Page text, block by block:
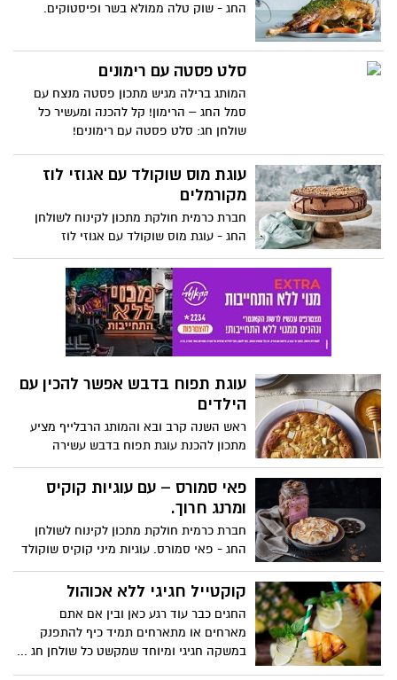
החג - שוק טלה ממולא בשר ופיסטוקים.
סלט פסטה עם רימונים
המותג ברילה מגיש מתכון פסטה מנצח עם
סמל החג – הרימון! קל להכנה ומעשיר כל
שולחן חג: סלט פסטה עם רימונים!
עוגת מוס שוקולד עם אגוזי לוז
מקורמלים
חברת כרמית חולקת מתכון לקינוח לשולחן
החג - עוגת מוס שוקולד עם אגוזי לוז
מקורמלים.
עוגת תפוח בדבש אפשר להכין עם
הילדים
ראש השנה קרב ובא והמותג הרבלייף מציע
מתכון להכנת עוגת תפוח בדבש עשירה
בחלבון, טעימה ומקורית, קלה להכנה
ומקשטת כל שולחן חגיגי. אפשר גם להכין עם
הילדים!
פאי סמורס – עם עוגיות קוקיס
ומרנג חרוך.
חברת כרמית חולקת מתכון לקינוח לשולחן
החג - פאי סמורס. עוגיות מיני קוקיס שוקולד
צ'יפס ומרנג חרוך.
קוקטייל חגיגי ללא אכוהול
החגים כבר עוד רגע כאן ובין אם אתם
מארחים או מתארחים תמיד כיף להתפנק
במשקה חגיגי ומיוחד שמקשט כל שולחן חג ...